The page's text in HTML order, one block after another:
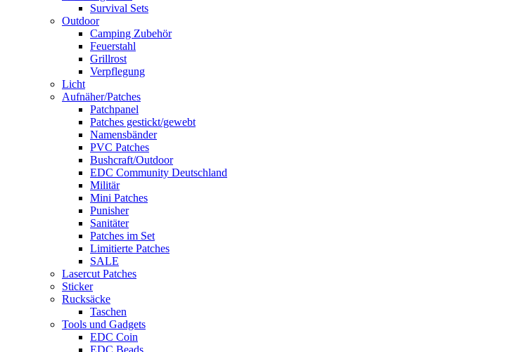
Survival Sets
Outdoor
Camping Zubehör
Feuerstahl
Grillrost
Verpflegung
Licht
Aufnäher/Patches
Patchpanel
Patches gestickt/gewebt
Namensbänder
PVC Patches
Bushcraft/Outdoor
EDC Community Deutschland
Militär
Mini Patches
Punisher
Sanitäter
Patches im Set
Limitierte Patches
SALE
Lasercut Patches
Sticker
Rucksäcke
Taschen
Tools und Gadgets
EDC Coin
EDC Beads